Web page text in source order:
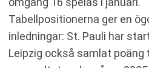
Tabellpositionerna ger en
inledningar: St. Pauli har
Leipzig också samlat poäng